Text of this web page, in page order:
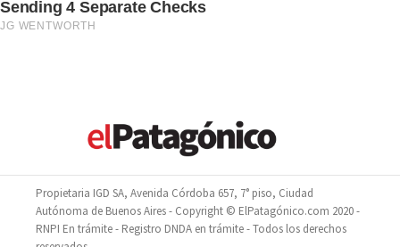
Propietaria IGD SA, Avenida Córdoba 657, 7° piso, Ciudad
Autónoma de Buenos Aires - Copyright © ElPatagónico.com 2020 -
RNPI En trámite - Registro DNDA en trámite - Todos los derechos